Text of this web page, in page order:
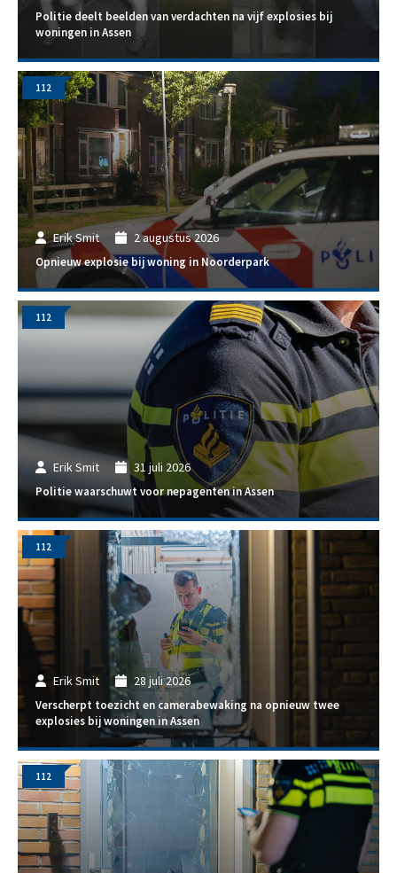
Politie deelt beelden van verdachten na vijf explosies bij
woningen in Assen
Erik Smit 2 augustus 2026
Opnieuw explosie bij woning in Noorderpark
112
Erik Smit 31 juli 2026
Politie waarschuwt voor nepagenten in Assen
112
Erik Smit 28 juli 2026
Verscherpt toezicht en camerabewaking na opnieuw twee
explosies bij woningen in Assen
112
112